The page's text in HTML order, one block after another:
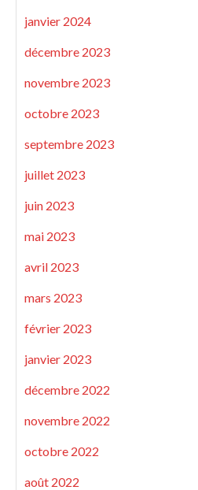
janvier 2024
décembre 2023
novembre 2023
octobre 2023
septembre 2023
juillet 2023
juin 2023
mai 2023
avril 2023
mars 2023
février 2023
janvier 2023
décembre 2022
novembre 2022
octobre 2022
août 2022